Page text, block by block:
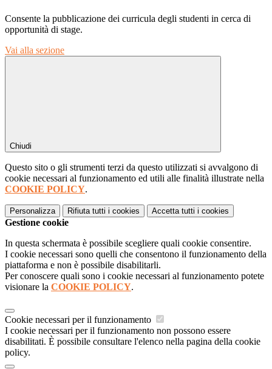
Consente la pubblicazione dei curricula degli studenti in cerca di
opportunità di stage.
Vai alla sezione
Chiudi
Questo sito o gli strumenti terzi da questo utilizzati si avvalgono di
cookie necessari al funzionamento ed utili alle finalità illustrate nella
COOKIE POLICY.
Personalizza Rifiuta tutti i cookies Accetta tutti i cookies
Gestione cookie
In questa schermata è possibile scegliere quali cookie consentire.
I cookie necessari sono quelli che consentono il funzionamento della
piattaforma e non è possibile disabilitarli.
Per conoscere quali sono i cookie necessari al funzionamento potete
visionare la COOKIE POLICY.
Cookie necessari per il funzionamento
I cookie necessari per il funzionamento non possono essere
disabilitati. È possibile consultare l'elenco nella pagina della cookie
policy.